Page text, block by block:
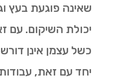
שאינה פוגעת בעץ
יכולת השיקום. עם
כשל עצמן אינן
יחד עם זאת, עבודות